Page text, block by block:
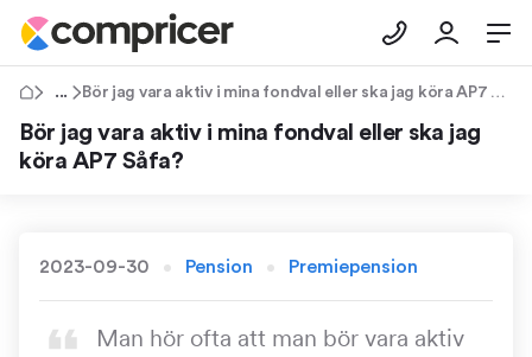
Tips & Råd Bör jag vara aktiv i mina fondval eller ska jag köra AP7 Såfa?
Bör jag vara aktiv i mina fondval eller ska jag
köra AP7 Såfa?
2023-09-30 Pension Premiepension
Man hör ofta att man bör vara aktiv